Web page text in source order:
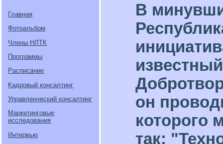
Главная
Фотоальбом
Члены НЛТК
Программы
Расписание
Кадровый консалтинг
Управленческий консалтинг
Маркетинговые
исследования
Интервью
В
он
которого
так: